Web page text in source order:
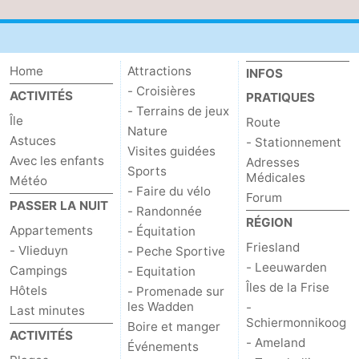
-
de
la
Frise
-
Schiermonnikoog
-
Ameland
-
Terschelling
-
Texel
Météo
Contact
Home
ACTIVITÉS
Île
Astuces
Avec les enfants
Météo
PASSER LA NUIT
Appartements
- Vlieduyn
Campings
Hôtels
Last minutes
ACTIVITÉS
Attractions
- Croisières
- Terrains de jeux
Nature
Visites guidées
Sports
- Faire du vélo
- Randonnée
- Équitation
- Peche Sportive
- Equitation
- Promenade sur
les Wadden
Boire et manger
Événements
INFOS
PRATIQUES
Route
- Stationnement
Adresses
Médicales
Forum
RÉGION
Friesland
- Leeuwarden
Îles de la Frise
-
Schiermonnikoog
- Ameland